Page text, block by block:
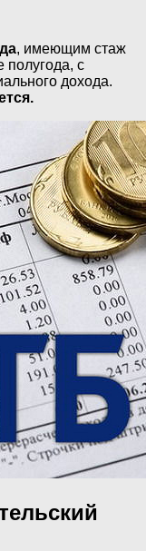
, имеющим стаж
полугода, с
дохода.